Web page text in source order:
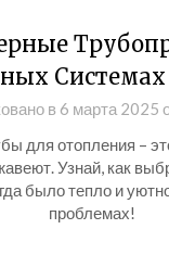
в 6 марта 2025
для отопления –
Узнай, как
было тепло и
проблемах!